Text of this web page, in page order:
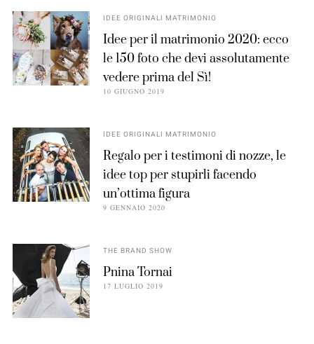
IDEE ORIGINALI MATRIMONIO
Idee per il matrimonio 2020: ecco
le 150 foto che devi assolutamente
vedere prima del Sì!
10 GIUGNO 2019
IDEE ORIGINALI MATRIMONIO
Regalo per i testimoni di nozze, le
idee top per stupirli facendo
un’ottima figura
9 GENNAIO 2020
THE BRAND SHOW
Pnina Tornai
17 LUGLIO 2019